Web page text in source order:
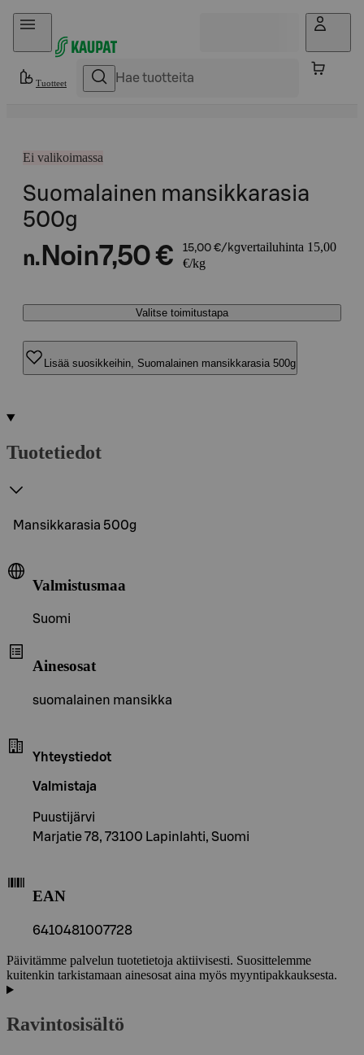
Hyppää sisältöön
Tuotteet
Ei valikoimassa
Suomalainen mansikkarasia
500g
n. Noin7,50 € 15,00 €/kgvertailuhinta 15,00
€/kg
Valitse toimitustapa
Lisää suosikkeihin, Suomalainen mansikkarasia 500g
Tuotetiedot
Mansikkarasia 500g
Valmistusmaa
Suomi
Ainesosat
suomalainen mansikka
Yhteystiedot
Valmistaja
Puustijärvi
Marjatie 78, 73100 Lapinlahti, Suomi
EAN
6410481007728
Päivitämme palvelun tuotetietoja aktiivisesti. Suosittelemme
kuitenkin tarkistamaan ainesosat aina myös myyntipakkauksesta.
Ravintosisältö